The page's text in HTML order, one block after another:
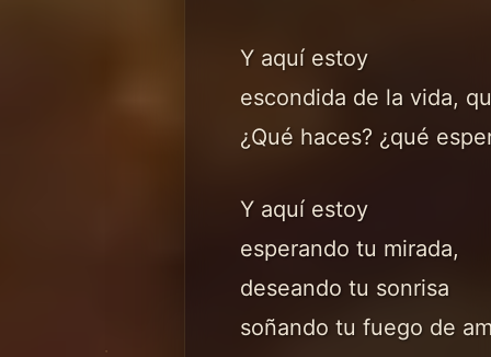
Y aquí estoy
escondida de la vida,
¿Qué haces? ¿qué
Y aquí estoy
esperando tu mirada,
deseando tu sonrisa
soñando tu fuego de